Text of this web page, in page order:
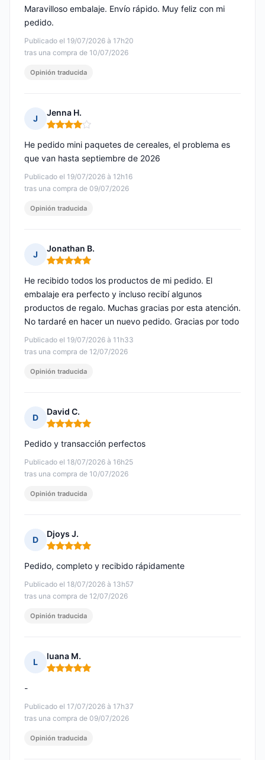
Publicado el 19/07/2026 à 17h20
tras una compra de 10/07/2026
Maravilloso embalaje. Envío rápido. Muy feliz con mi
pedido.
Opinión traducida
J
Jenna H.
Nota: 4 de 5
Publicado el 19/07/2026 à 12h16
tras una compra de 09/07/2026
He pedido mini paquetes de cereales, el problema es
que van hasta septiembre de 2026
Opinión traducida
J
Jonathan B.
Nota: 5 de 5
Publicado el 19/07/2026 à 11h33
tras una compra de 12/07/2026
He recibido todos los productos de mi pedido. El
embalaje era perfecto y incluso recibí algunos
productos de regalo. Muchas gracias por esta atención.
No tardaré en hacer un nuevo pedido. Gracias por todo
Opinión traducida
D
David C.
Nota: 5 de 5
Publicado el 18/07/2026 à 16h25
tras una compra de 10/07/2026
Pedido y transacción perfectos
Opinión traducida
D
Djoys J.
Nota: 5 de 5
Publicado el 18/07/2026 à 13h57
tras una compra de 12/07/2026
Pedido, completo y recibido rápidamente
Opinión traducida
L
luana M.
Nota: 5 de 5
Publicado el 17/07/2026 à 17h37
tras una compra de 09/07/2026
-
Opinión traducida